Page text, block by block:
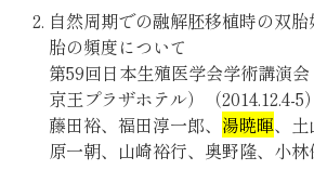
自然周期での融解胚移植時の双
胎の頻度について
第59回日本生殖医学会学術講演
京王プラザホテル）（2014.12.4-5）
藤田裕、福田淳一郎、 湯暁暉、
原一朝、山崎裕行、奥野隆、小